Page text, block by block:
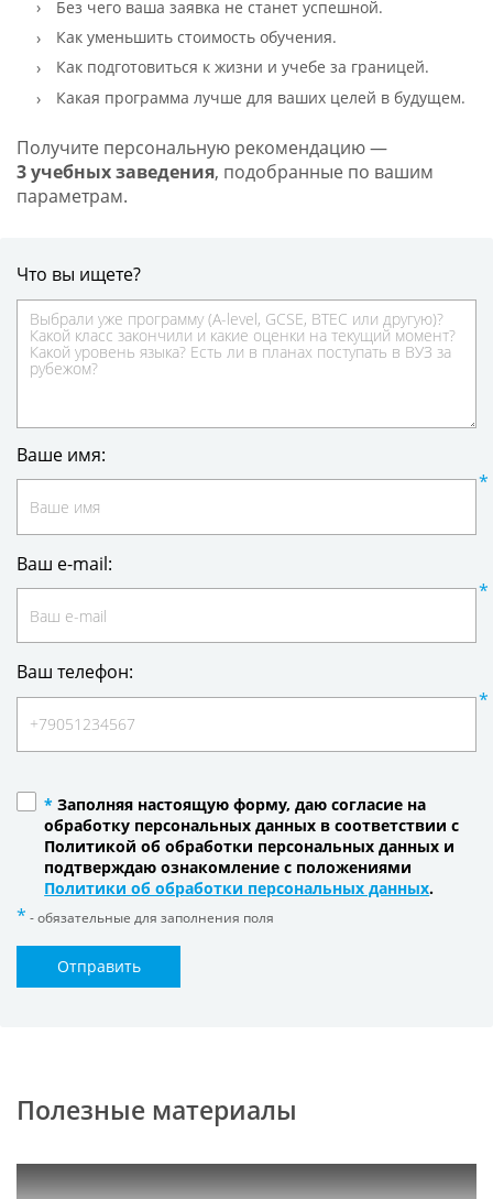
Без чего ваша заявка не станет успешной.
Как уменьшить стоимость обучения.
Как подготовиться к жизни и учебе за границей.
Какая программа лучше для ваших целей в будущем.
Получите персональную рекомендацию —
3 учебных заведения, подобранные по вашим
параметрам.
Что вы ищете?
Ваше имя:
Ваш e-mail:
Ваш телефон:
* Заполняя настоящую форму, даю согласие на
обработку персональных данных в соответствии с
Политикой об обработки персональных данных и
подтверждаю ознакомление с положениями
Политики об обработки персональных данных.
- обязательные для заполнения поля
Отправить
Полезные материалы